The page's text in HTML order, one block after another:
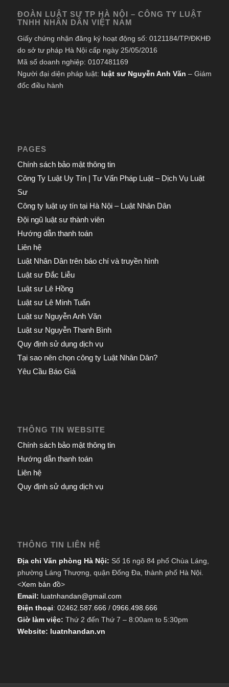
ĐOÀN LUẬT SƯ TP HÀ NỘI – CÔNG TY LUẬT
TNHH NHÂN DÂN VIỆT NAM
Giấy chứng nhận đăng ký hoạt động số: 0121184/TP/ĐKHĐ
do sở tư pháp Hà Nội cấp ngày 25/05/2016
Mã số doanh nghiệp: 0107481169
Người đại diện pháp luật: luật sư Nguyễn Anh Văn – Giám
đốc điều hành
PAGES
Chính sách bảo mật thông tin
Công Ty Luật Uy Tín | Tư Vấn Pháp Luật – Dịch Vụ Luật
Sư
Công ty luật uy tín tại Hà Nội – Luật Nhân Dân
Đội ngũ luật sư thành viên
Hướng dẫn thanh toán
Liên hệ
Luật Nhân Dân trên báo chí và truyền hình
Luật sư Đắc Liễu
Luật sư Lê Hồng
Luật sư Lê Minh Tuấn
Luật sư Nguyễn Anh Văn
Luật sư Nguyễn Thanh Bình
Quy định sử dụng dịch vụ
Tại sao nên chọn công ty Luật Nhân Dân?
Yêu Cầu Báo Giá
THÔNG TIN WEBSITE
Chính sách bảo mật thông tin
Hướng dẫn thanh toán
Liên hệ
Quy định sử dụng dịch vụ
THÔNG TIN LIÊN HỆ
Địa chỉ Văn phòng Hà Nội: Số 16 ngõ 84 phố Chùa Láng,
phường Láng Thượng, quận Đống Đa, thành phố Hà Nội.
<Xem bản đồ>
Email: luatnhandan@gmail.com
Điện thoại: 02462.587.666 / 0966.498.666
Giờ làm việc: Thứ 2 đến Thứ 7 – 8:00am to 5:30pm
Website: luatnhandan.vn